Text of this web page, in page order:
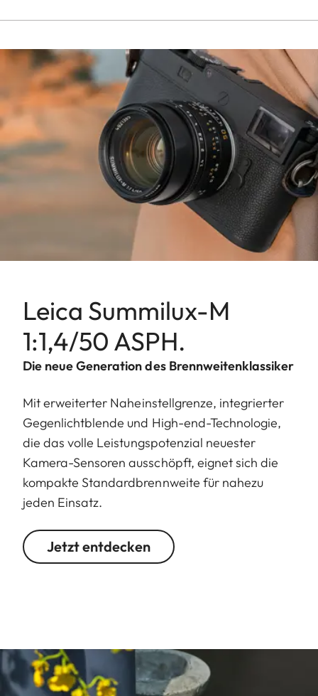
Leica Summilux-M
1:1,4/50 ASPH.
Die neue Generation des Brennweitenklassiker
Mit erweiterter Naheinstellgrenze, integrierter
Gegenlichtblende und High-end-Technologie,
die das volle Leistungspotenzial neuester
Kamera-Sensoren ausschöpft, eignet sich die
kompakte Standardbrennweite für nahezu
jeden Einsatz.
Jetzt entdecken